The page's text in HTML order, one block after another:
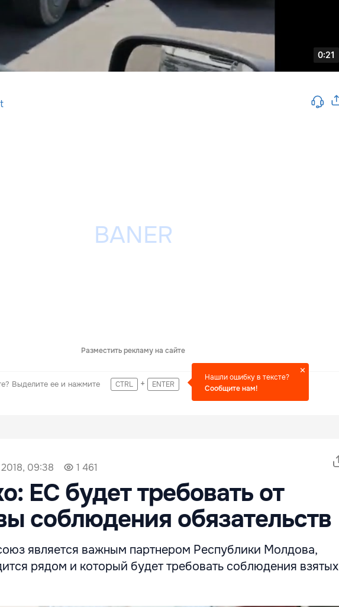
Разместить рекламу на сайте
Выделите ее и нажмите CTRL + ENTER
Нашли ошибку в тексте?
Сообщите нам!
2018, 09:38 1 461
ЕС будет требовать от
соблюдения обязательств
является важным партнером Республики Молдова,
рядом и который будет требовать соблюдения взятых